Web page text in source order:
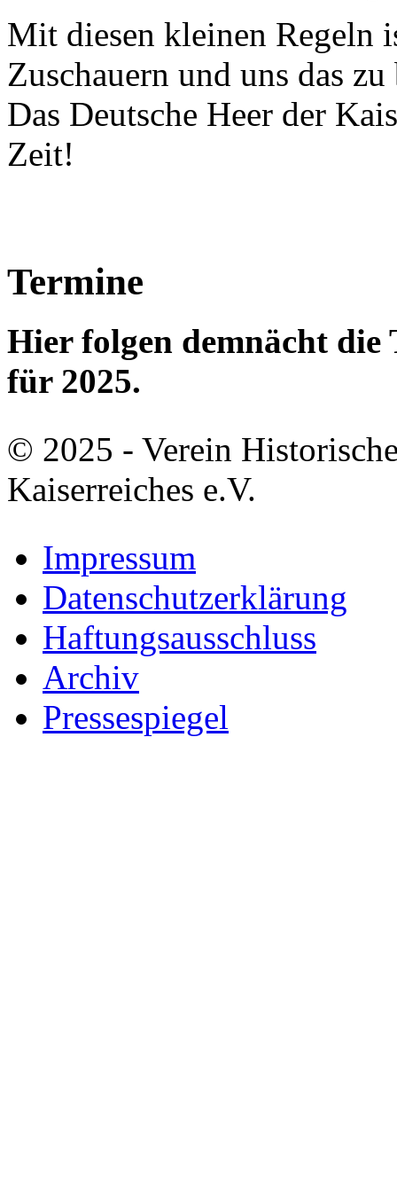
Mit diesen kleinen Regeln
Zuschauern und uns das
Das Deutsche Heer der
Zeit!
Termine
Hier folgen demnächt
für 2025.
© 2025 - Verein
Kaiserreiches e.V.
Impressum
Datenschutzerklärung
Haftungsausschluss
Archiv
Pressespiegel